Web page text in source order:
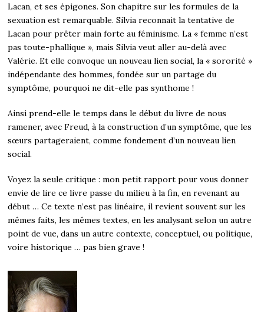
Lacan, et ses épigones. Son chapitre sur les formules de la
sexuation est remarquable. Silvia reconnait la tentative de
Lacan pour prêter main forte au féminisme. La « femme n’est
pas toute-phallique », mais Silvia veut aller au-delà avec
Valérie. Et elle convoque un nouveau lien social, la « sororité »
indépendante des hommes, fondée sur un partage du
symptôme, pourquoi ne dit-elle pas synthome !
Ainsi prend-elle le temps dans le début du livre de nous
ramener, avec Freud, à la construction d’un symptôme, que les
sœurs partageraient, comme fondement d’un nouveau lien
social.
Voyez la seule critique : mon petit rapport pour vous donner
envie de lire ce livre passe du milieu à la fin, en revenant au
début … Ce texte n’est pas linéaire, il revient souvent sur les
mêmes faits, les mêmes textes, en les analysant selon un autre
point de vue, dans un autre contexte, conceptuel, ou politique,
voire historique … pas bien grave !